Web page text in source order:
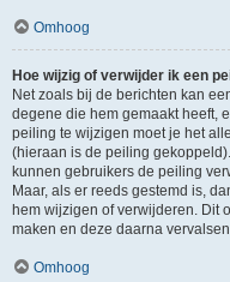
Omhoog
Hoe wijzig of verwijder ik een
Net zoals bij de berichten kan
degene die hem gemaakt heeft,
peiling te wijzigen moet je het
(hieraan is de peiling
kunnen gebruikers de peiling
Maar, als er reeds gestemd is,
hem wijzigen of verwijderen. Dit
maken en deze daarna
Omhoog